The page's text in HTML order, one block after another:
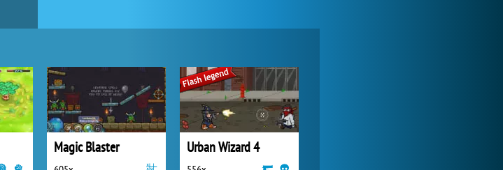
Magic Blaster Urban Wizard 4